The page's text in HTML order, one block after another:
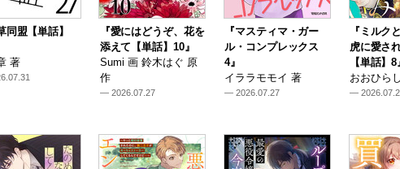
同盟【単話】
著
『愛にはどうぞ、花を
添えて【単話】10』
Sumi 画 鈴木はぐ 原
作
— 2026.07.27
『マスティマ・ガー
ル・コンプレックス
4』
イララモモイ 著
— 2026.07.27
『ミルク
虎に愛さ
【単話】8
おおひら
—